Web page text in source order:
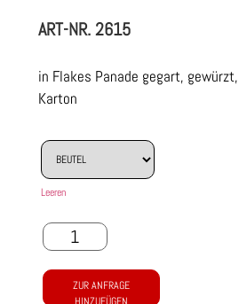
ART-NR.2615
in Flakes Panade gegart,
Karton
Leeren
ZUR ANFRAGE